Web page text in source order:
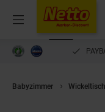
Menü
Babyzimmer